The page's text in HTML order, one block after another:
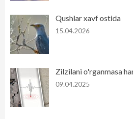
Qushlar xavf ostida
15.04.2026
Zilzilani o'rganmasa
09.04.2025